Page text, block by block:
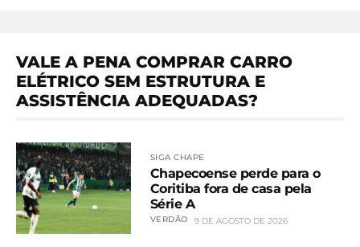
VALE A PENA COMPRAR CARRO
ELÉTRICO SEM ESTRUTURA E
ASSISTÊNCIA ADEQUADAS?
SIGA CHAPE
Chapecoense perde para o
Coritiba fora de casa pela
Série A
VERDÃO 9 DE AGOSTO DE 2026